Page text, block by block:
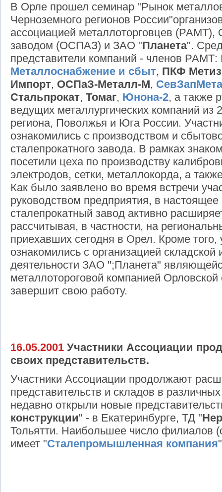
В Орле прошел семинар "Рынок
Черноземного регионов
ассоциацией металлоторговцев (РАМТ),
заводом (ОСПАЗ) и ЗАО "Планета".
представители компаний - членов
Металлоснабжение и сбыт, ПКФ
Импорт, ОСПаЗ-Металл-М,
Стальпрокат, Томаг, Юнона-2, а также
ведущих металлургических компаний из
региона, Поволжья и Юга России.
ознакомились с производством и
сталепрокатного завода. В рамках
посетили цеха по производству
электродов, сетки, металлокорда, а
Как было заявлено во время встречи
руководством предприятия, в
сталепрокатный завод активно
рассчитывая, в частности, на
приехавших сегодня в Орел. Кроме того,
ознакомились с организацией складской
деятельности ЗАО ";Планета"
металлотороговой компанией
завершит свою работу.
16.05.2001 Участники Ассоциации
своих представительств.
Участники Ассоциации продолжают
представительств и складов в
недавно открыли новые
конструкции" - в Екатеринбурге, ТД "
Тольятти. Наибольшее число филиалов
имеет "Сталепромышленная компания